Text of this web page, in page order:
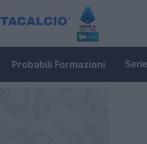
Probabili Formazioni